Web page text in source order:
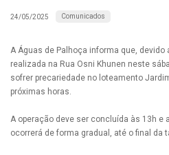
24/05/2025 Comunicados
A Águas de Palhoça informa que,
realizada na Rua Osni Khunen neste
sofrer precariedade no loteamento
próximas horas.
A operação deve ser concluída às 13h e
ocorrerá de forma gradual, até o final da